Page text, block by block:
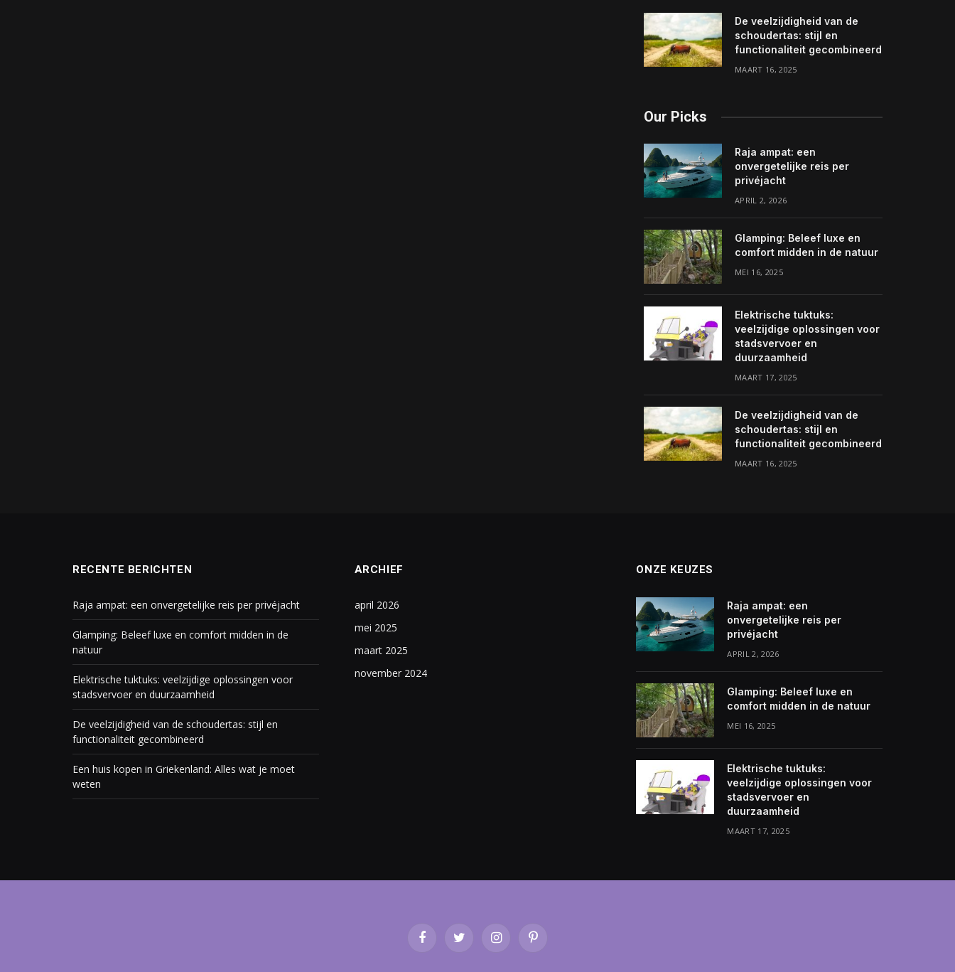
De veelzijdigheid van de
schoudertas: stijl en
functionaliteit gecombineerd
MAART 16, 2025
Our Picks
Raja ampat: een
onvergetelijke reis per
privéjacht
APRIL 2, 2026
Glamping: Beleef luxe en
comfort midden in de natuur
MEI 16, 2025
Elektrische tuktuks:
veelzijdige oplossingen voor
stadsvervoer en
duurzaamheid
MAART 17, 2025
De veelzijdigheid van de
schoudertas: stijl en
functionaliteit gecombineerd
MAART 16, 2025
RECENTE BERICHTEN
Raja ampat: een onvergetelijke reis per privéjacht
Glamping: Beleef luxe en comfort midden in de
natuur
Elektrische tuktuks: veelzijdige oplossingen voor
stadsvervoer en duurzaamheid
De veelzijdigheid van de schoudertas: stijl en
functionaliteit gecombineerd
Een huis kopen in Griekenland: Alles wat je moet
weten
ARCHIEF
april 2026
mei 2025
maart 2025
november 2024
ONZE KEUZES
Raja ampat: een
onvergetelijke reis per
privéjacht
APRIL 2, 2026
Glamping: Beleef luxe en
comfort midden in de natuur
MEI 16, 2025
Elektrische tuktuks:
veelzijdige oplossingen voor
stadsvervoer en
duurzaamheid
MAART 17, 2025
FacebookTwitter InstagramPinterest